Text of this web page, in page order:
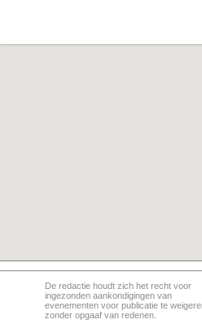
De redactie houdt zich het recht voor
ingezonden aankondigingen van
evenementen voor publicatie te
zonder opgaaf van redenen.